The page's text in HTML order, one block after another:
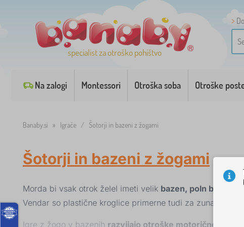
specialist za otroško pohištvo
Na zalogi Montessori Otroška soba Otroške
Banaby.si » Igrače / Šotorji in bazeni z žogami
Šotorji in bazeni z žogami
Morda bi vsak otrok želel imeti velik bazen, poln barvnih
Vendar so plastične kroglice primerne tudi za zunanje
Igre z žogo v bazenih razvijajo otroške motorične